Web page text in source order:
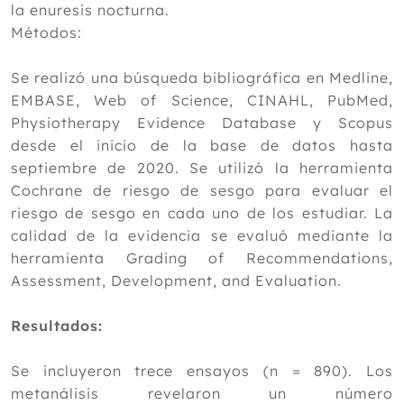
Febrero
2022
2021
2020
2019
2018
2017
2016
2013
la enuresis nocturna.
Métodos:
Se realizó una búsqueda bibliográfica en Medline,
EMBASE, Web of Science, CINAHL, PubMed,
Physiotherapy Evidence Database y Scopus
desde el inicio de la base de datos hasta
septiembre de 2020. Se utilizó la herramienta
Cochrane de riesgo de sesgo para evaluar el
riesgo de sesgo en cada uno de los estudiar. La
calidad de la evidencia se evaluó mediante la
herramienta Grading of Recommendations,
Assessment, Development, and Evaluation.
Resultados:
Se incluyeron trece ensayos (n = 890). Los
metanálisis revelaron un número